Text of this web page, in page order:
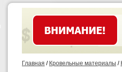
Главная / Кровельные материалы /